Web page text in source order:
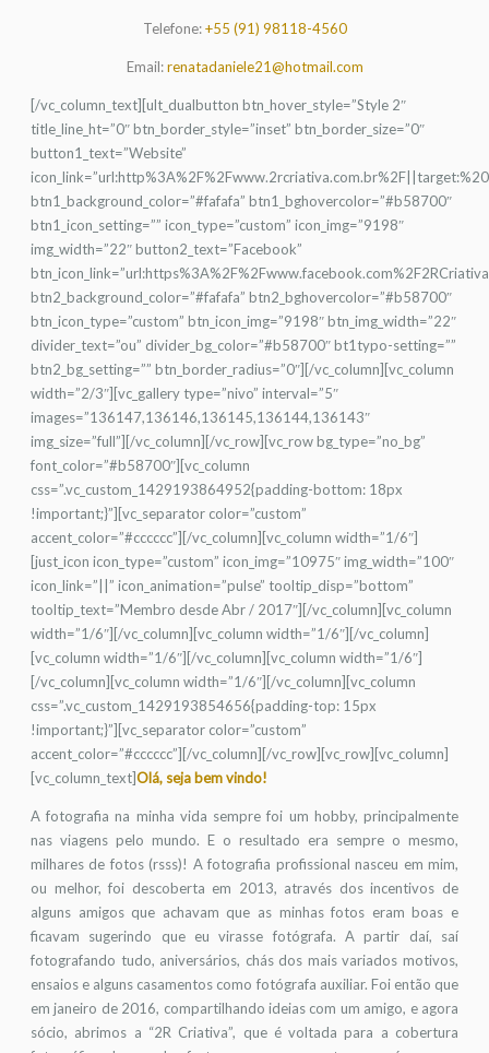
Telefone:+55 (91) 98118-4560
Email:renatadaniele21@hotmail.com
[/vc_column_text][ult_dualbutton btn_hover_style=”Style 2″
title_line_ht=”0″ btn_border_style=”inset” btn_border_size=”0″
button1_text=”Website”
btn1_background_color=”#fafafa” btn1_bghovercolor=”#b58700″
btn1_icon_setting=”” icon_type=”custom” icon_img=”9198″
img_width=”22″ button2_text=”Facebook”
btn2_background_color=”#fafafa” btn2_bghovercolor=”#b58700″
btn_icon_type=”custom” btn_icon_img=”9198″ btn_img_width=”22″
divider_text=”ou” divider_bg_color=”#b58700″ bt1typo-setting=””
btn2_bg_setting=”” btn_border_radius=”0″][/vc_column][vc_column
width=”2/3″][vc_gallery type=”nivo” interval=”5″
images=”136147,136146,136145,136144,136143″
img_size=”full”][/vc_column][/vc_row][vc_row bg_type=”no_bg”
font_color=”#b58700″][vc_column
css=”.vc_custom_1429193864952{padding-bottom: 18px
!important;}”][vc_separator color=”custom”
accent_color=”#cccccc”][/vc_column][vc_column width=”1/6″]
[just_icon icon_type=”custom” icon_img=”10975″ img_width=”100″
icon_link=”||” icon_animation=”pulse” tooltip_disp=”bottom”
tooltip_text=”Membro desde Abr / 2017″][/vc_column][vc_column
width=”1/6″][/vc_column][vc_column width=”1/6″][/vc_column]
[vc_column width=”1/6″][/vc_column][vc_column width=”1/6″]
[/vc_column][vc_column width=”1/6″][/vc_column][vc_column
css=”.vc_custom_1429193854656{padding-top: 15px
!important;}”][vc_separator color=”custom”
accent_color=”#cccccc”][/vc_column][/vc_row][vc_row][vc_column]
[vc_column_text]Olá, seja bem vindo!
A fotografia na minha vida sempre foi um hobby, principalmente
nas viagens pelo mundo. E o resultado era sempre o mesmo,
milhares de fotos (rsss)! A fotografia profissional nasceu em mim,
ou melhor, foi descoberta em 2013, através dos incentivos de
alguns amigos que achavam que as minhas fotos eram boas e
ficavam sugerindo que eu virasse fotógrafa. A partir daí, saí
fotografando tudo, aniversários, chás dos mais variados motivos,
ensaios e alguns casamentos como fotógrafa auxiliar. Foi então que
em janeiro de 2016, compartilhando ideias com um amigo, e agora
sócio, abrimos a “2R Criativa”, que é voltada para a cobertura